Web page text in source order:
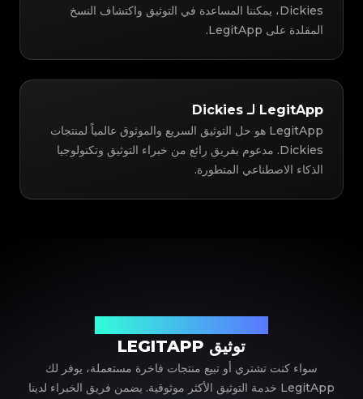
Dickies، يمكننا المساعدة في التوثيق واكتشاف النسخ
المقلدة على LegitApp.
LegitApp لـ Dickies
LegitApp هو حل التوثيق السريع والموثوق عالمياً لمنتجات
Dickies. مدعوم بفريق رائع من خبراء التوثيق وتكنولوجيا
الذكاء الاصطناعي المتطورة.
توثيق LEGITAPP
سواء كنت تشتري أو تبيع منتجات فاخرة مستعملة، يوفر لك
LegitApp خدمة التوثيق الأكثر موثوقية. يضمن فريق الخبراء لدينا